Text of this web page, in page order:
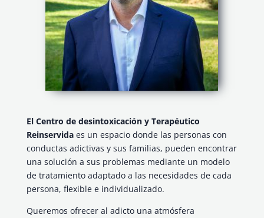
El Centro de desintoxicación y Terapéutico
Reinservidaes un espacio donde las personas con
conductas adictivas y sus familias, pueden encontrar
una solución a sus problemas mediante un modelo
de tratamiento adaptado a las necesidades de cada
persona, flexible e individualizado.
Queremos ofrecer al adicto una atmósfera